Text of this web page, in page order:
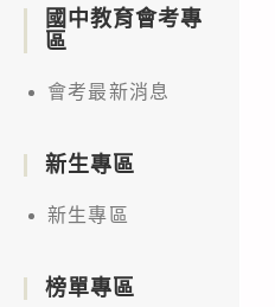
國中教育會考專
區
會考最新消息
新生專區
新生專區
榜單專區